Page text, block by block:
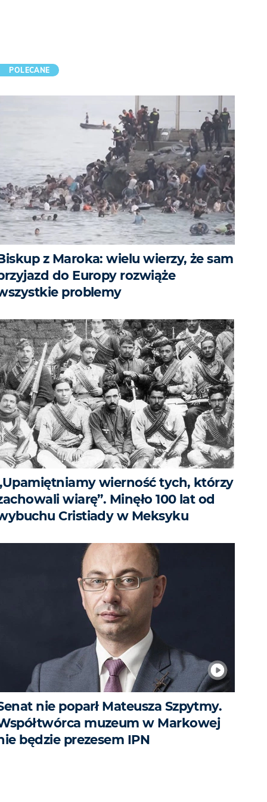
POLECANE
z Maroka: wielu wierzy, że sam
do Europy rozwiąże
problemy
wierność tych, którzy
wiarę”. Minęło 100 lat od
Cristiady w Meksyku
nie poparł Mateusza Szpytmy.
muzeum w Markowej
będzie prezesem IPN